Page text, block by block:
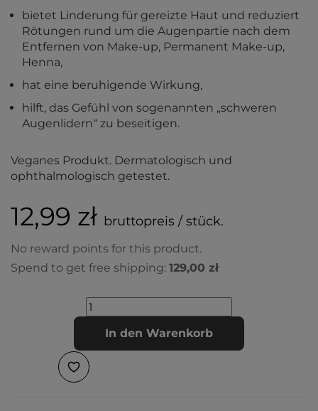
bietet Linderung für gereizte Haut und reduziert
Rötungen rund um die Augenpartie nach dem
Entfernen von Make-up, Permanent Make-up,
Henna,
hat eine beruhigende Wirkung,
hilft, das Gefühl von sogenannten „schweren
Augenlidern“ zu beseitigen.
Veganes Produkt. Dermatologisch und
ophthalmologisch getestet.
12,99 zł bruttopreis / stück.
No reward points for this product.
Spend to get free shipping: 129,00 zł
In den Warenkorb